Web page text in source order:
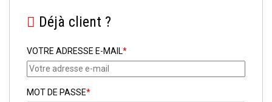
Déjà client ?
VOTRE ADRESSE E-MAIL*
MOT DE PASSE*